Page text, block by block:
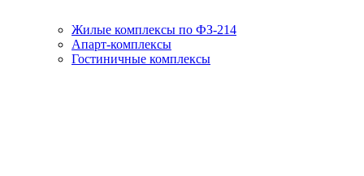
Жилые комплексы по ФЗ-214
Апарт-комплексы
Гостиничные комплексы